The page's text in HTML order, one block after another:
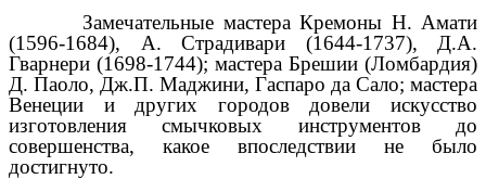
Замечательные мастера Кремоны Н. Амати
(1596-1684), А. Страдивари (1644-1737), Д.А.
Гварнери (1698-1744); мастера Брешии (Ломбардия)
Д. Паоло, Дж.П. Маджини, Гаспаро да Сало; мастера
Венеции и других городов довели искусство
изготовления смычковых инструментов до
совершенства, какое впоследствии не было
достигнуто.